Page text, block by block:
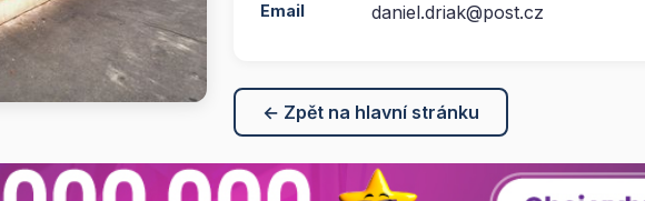
Email daniel.driak@post.cz
← Zpět na hlavní stránku